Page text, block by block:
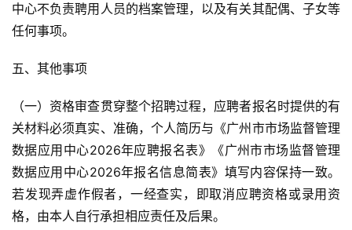
中心不负责聘用人员的档案管理，以及有关其配偶、子女等
任何事项。
五、其他事项
（一）资格审查贯穿整个招聘过程，应聘者报名时提供的有
关材料必须真实、准确，个人简历与《广州市市场监督管理
数据应用中心2026年应聘报名表》《广州市市场监督管理
数据应用中心2026年报名信息简表》填写内容保持一致。
若发现弄虚作假者，一经查实，即取消应聘资格或录用资
格，由本人自行承担相应责任及后果。